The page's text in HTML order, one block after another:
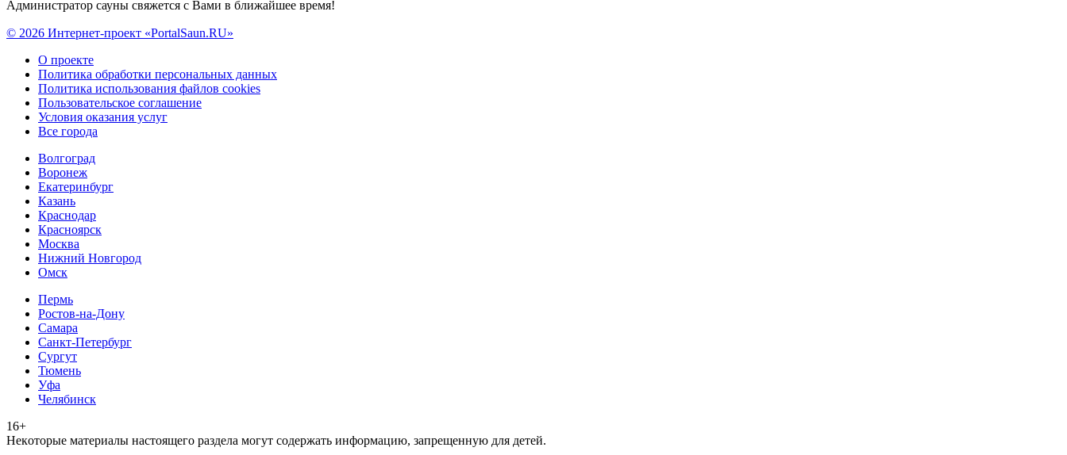
Администратор сауны свяжется с Вами в ближайшее время!
© 2026 Интернет-проект «PortalSaun.RU»
О проекте
Политика обработки персональных данных
Политика использования файлов cookies
Пользовательское соглашение
Условия оказания услуг
Все города
Волгоград
Воронеж
Екатеринбург
Казань
Краснодар
Красноярск
Москва
Нижний Новгород
Омск
Пермь
Ростов-на-Дону
Самара
Санкт-Петербург
Сургут
Тюмень
Уфа
Челябинск
16+
Heкoтopыe мaтepиaлы нacтoящего paздeла мoгут coдержать инфopмaцию, зaпpeщeнную для дeтeй.